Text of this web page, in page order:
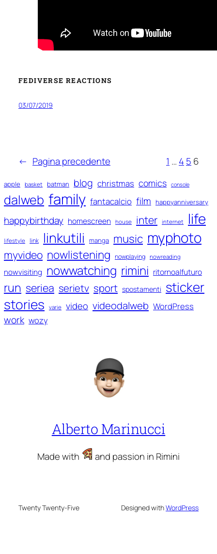
FEDIVERSE REACTIONS
03/07/2019
← Pagina precedente 1 … 4 5 6
apple basket batman blog christmas comics console
dalweb family fantacalcio film happyanniversary
happybirthday homescreen house inter internet life
lifestyle link linkutili manga music myphoto
myvideo nowlistening nowplaying nowreading
nowvisiting nowwatching rimini ritornoalfuturo
run seriea serietv sport spostamenti sticker
stories
varie video videodalweb WordPress
work wozy
Alberto Marinucci
Made with and passion in Rimini
Twenty Twenty-Five Designed withWordPress